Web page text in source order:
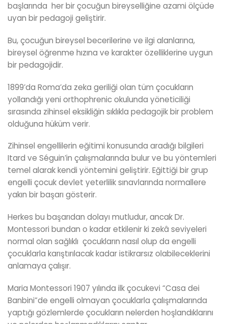
başlarında her bir çocuğun bireyselliğine azami ölçüde
uyan bir pedagoji geliştirir.
Bu, çocuğun bireysel becerilerine ve ilgi alanlarına,
bireysel öğrenme hızına ve karakter özelliklerine uygun
bir pedagojidir.
1899’da Roma’da zeka geriliği olan tüm çocukların
yollandığı yeni orthophrenic okulunda yöneticiliği
sırasında zihinsel eksikliğin sıklıkla pedagojik bir problem
olduğuna hüküm verir.
Zihinsel engellilerin eğitimi konusunda aradığı bilgileri
Itard ve Séguin’in çalışmalarında bulur ve bu yöntemleri
temel alarak kendi yöntemini geliştirir. Eğittiği bir grup
engelli çocuk devlet yeterlilik sınavlarında normallere
yakın bir başarı gösterir.
Herkes bu başarıdan dolayı mutludur, ancak Dr.
Montessori bundan o kadar etkilenir ki zekâ seviyeleri
normal olan sağlıklı çocukların nasıl olup da engelli
çocuklarla karıştırılacak kadar istikrarsız olabileceklerini
anlamaya çalışır.
Maria Montessori 1907 yılında ilk çocukevi “Casa dei
Banbini”de engelli olmayan çocuklarla çalışmalarında
yaptığı gözlemlerde çocukların nelerden hoşlandıklarını